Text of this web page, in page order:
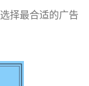
择最合适的广告